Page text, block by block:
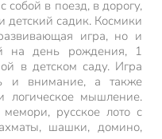
собой в поезд, в дорогу,
детский садик. Космики
игра, но и
на день рождения, 1
в детском саду. Игра
и внимание, а также
логическое мышление.
русское лото с
шашки, домино,